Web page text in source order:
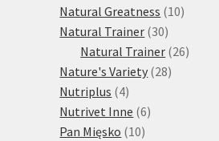
Natural Greatness 1010
Natural Trainer 3030
produktů
Natural Trainer 2626
Nature's Variety 2828
Nutriplus 44
produkty
Nutrivet Inne 66
Pan Mięsko 1010